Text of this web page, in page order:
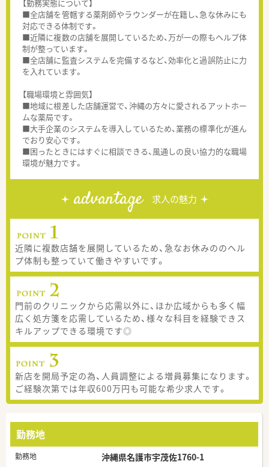
【勤務実態について】
■全店舗を管轄する薬剤師やラウンダーが在籍し、急な休みにも
対応できる体制です。
■近隣に複数の店舗を展開しているため、万が一の際もヘルプ体
制が整っています。
■全店舗に監査システムを完備するなど、効率化と過誤防止に力
を入れています。
【職場環境と雰囲気】
■地域に根差した店舗運営で、沖縄の方々に愛されるアットホー
ムな薬局です。
■大手企業のシステムを導入しているため、業務の標準化が進ん
でおり安心です。
■困ったときにはすぐに相談できる、風通しの良い協力的な職場
環境が魅力です。
advantage 求人の魅力
近隣に複数店舗を展開しているため、急なお休みののヘル
プ体制も整っていて働きやすいです。
門前のクリニックから応需以外に、ほか広域からも多く幅
広く処方箋を応需しているため、様々な科目を経験できス
キルアップできる環境です◎
新店を開局予定の為、人員調整による増員募集になります。
ご経験次第では年収600万円も可能な希少求人です。
勤務地
勤務地 沖縄県名護市宇茂佐1760-1